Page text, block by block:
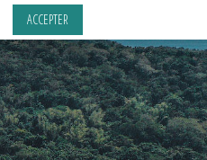
ACCEPTER